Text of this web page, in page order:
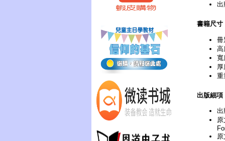
出
書籍尺寸
冊
高
寬
重
出版細項
出